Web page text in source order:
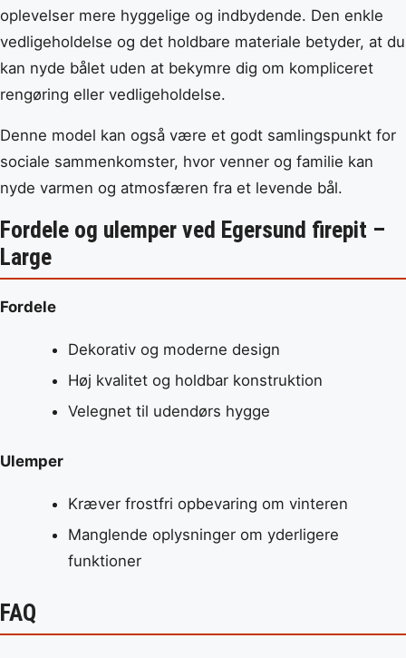
oplevelser mere hyggelige og indbydende. Den enkle
vedligeholdelse og det holdbare materiale betyder, at du
kan nyde bålet uden at bekymre dig om kompliceret
rengøring eller vedligeholdelse.
Denne model kan også være et godt samlingspunkt for
sociale sammenkomster, hvor venner og familie kan
nyde varmen og atmosfæren fra et levende bål.
Fordele og ulemper ved Egersund firepit –
Large
Fordele
Dekorativ og moderne design
Høj kvalitet og holdbar konstruktion
Velegnet til udendørs hygge
Ulemper
Kræver frostfri opbevaring om vinteren
Manglende oplysninger om yderligere
funktioner
FAQ